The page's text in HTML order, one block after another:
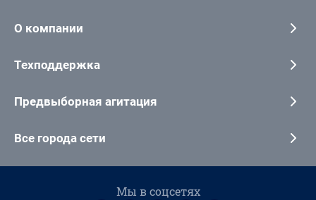
О компании
Техподдержка
Предвыборная агитация
Все города сети
Мы в соцсетях